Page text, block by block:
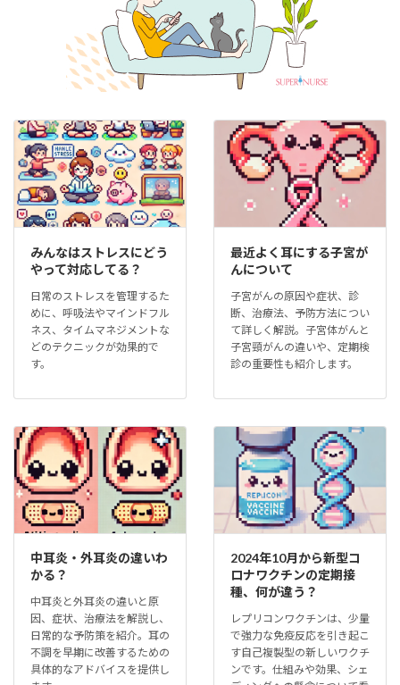
みんなはストレスにどう
やって対応してる？
日常のストレスを管理するた
めに、呼吸法やマインドフル
ネス、タイムマネジメントな
どのテクニックが効果的で
す。
最近よく耳にする子宮が
んについて
子宮がんの原因や症状、診
断、治療法、予防方法につい
て詳しく解説。子宮体がんと
子宮頸がんの違いや、定期検
診の重要性も紹介します。
中耳炎・外耳炎の違いわ
かる？
中耳炎と外耳炎の違いと原
因、症状、治療法を解説し、
日常的な予防策を紹介。耳の
不調を早期に改善するための
具体的なアドバイスを提供し
2024年10月から新型コ
ロナワクチンの定期接
種、何が違う？
レプリコンワクチンは、少量
で強力な免疫反応を引き起こ
す自己複製型の新しいワクチ
ンです。仕組みや効果、シェ